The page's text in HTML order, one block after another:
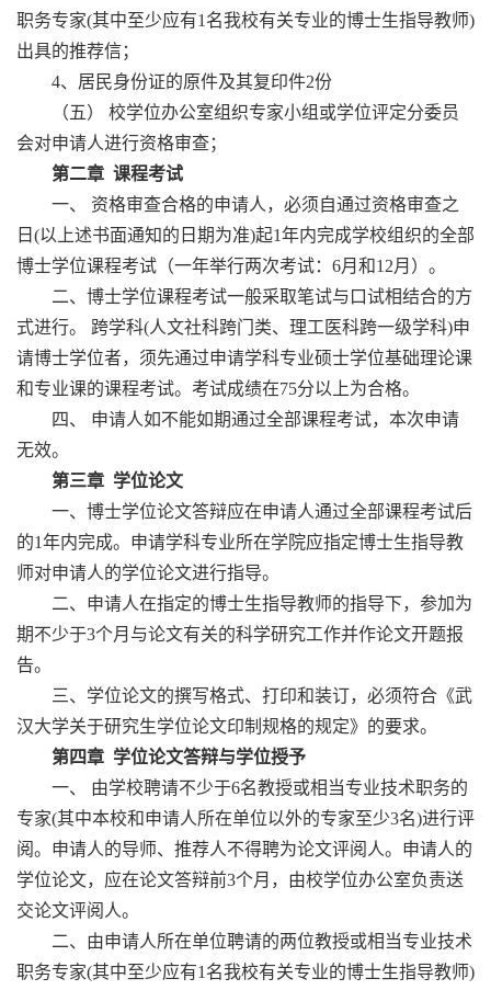
职务专家(其中至少应有1名我校有关专业的博士生指导教师)
出具的推荐信；
4、居民身份证的原件及其复印件2份
（五） 校学位办公室组织专家小组或学位评定分委员
会对申请人进行资格审查；
第二章 课程考试
一、 资格审查合格的申请人，必须自通过资格审查之
日(以上述书面通知的日期为准)起1年内完成学校组织的全部
博士学位课程考试（一年举行两次考试：6月和12月）。
二、博士学位课程考试一般采取笔试与口试相结合的方
式进行。 跨学科(人文社科跨门类、理工医科跨一级学科)申
请博士学位者，须先通过申请学科专业硕士学位基础理论课
和专业课的课程考试。考试成绩在75分以上为合格。
四、 申请人如不能如期通过全部课程考试，本次申请
无效。
第三章 学位论文
一、博士学位论文答辩应在申请人通过全部课程考试后
的1年内完成。申请学科专业所在学院应指定博士生指导教
师对申请人的学位论文进行指导。
二、申请人在指定的博士生指导教师的指导下，参加为
期不少于3个月与论文有关的科学研究工作并作论文开题报
告。
三、学位论文的撰写格式、打印和装订，必须符合《武
汉大学关于研究生学位论文印制规格的规定》的要求。
第四章 学位论文答辩与学位授予
一、 由学校聘请不少于6名教授或相当专业技术职务的
专家(其中本校和申请人所在单位以外的专家至少3名)进行评
阅。申请人的导师、推荐人不得聘为论文评阅人。申请人的
学位论文，应在论文答辩前3个月，由校学位办公室负责送
交论文评阅人。
二、由申请人所在单位聘请的两位教授或相当专业技术
职务专家(其中至少应有1名我校有关专业的博士生指导教师)